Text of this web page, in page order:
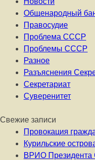
Общенародный
Правосудие
Проблема СССР
Проблемы СССР
Разное
Разъяснения
Секретариат
Суверенитет
Свежие записи
Провокация
Курильские
ВРИО Президента